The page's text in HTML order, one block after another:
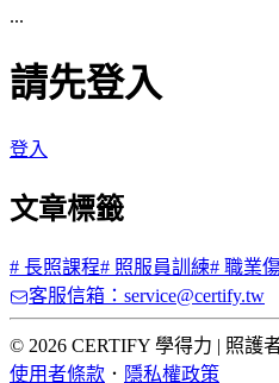
...
請先登入
登入
文章標籤
# 長照課程# 照服員訓練# 職業
客服信箱：service@certify.tw
© 2026 CERTIFY 學得力 | 照護
使用者條款 ． 隱私權政策